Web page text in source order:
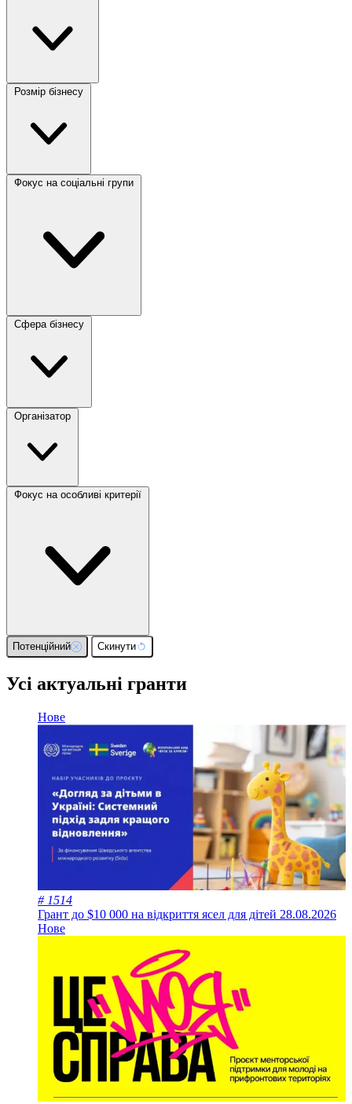
Розмір бізнесу
Фокус на соціальні групи
Сфера бізнесу
Організатор
Фокус на особливі критерії
Потенційний Скинути
Усі актуальні гранти
Нове
# 1514
Грант до $10 000 на відкриття ясел для дітей 28.08.2026
Нове